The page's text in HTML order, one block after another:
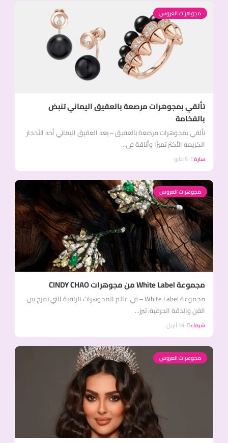
مجوهرات العروس
تألقي بمجوهرات مرصعة بالعقيق اليماني تنبض
بالفخامة
تألقي بمجوهرات مرصعة بالعقيق – يعد العقيق اليماني أحد الأحجار
الكريمة الأكثر تميزًا وأناقة في...
سارة
مجوهرات العروس
مجموعة White Label من مجوهرات CINDY CHAO
مجموعة White Label – في عالم المجوهرات الراقية التي تمزج بين
الفن والدقة الحرفية، تبرز...
شيماء
مجوهرات العروس